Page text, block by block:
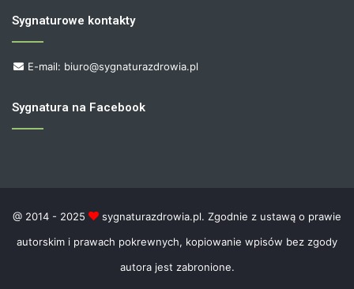
Sygnaturowe kontakty
E-mail: biuro@sygnaturazdrowia.pl
Sygnatura na Facebook
@ 2014 - 2025
sygnaturazdrowia.pl. Zgodnie z ustawą o prawie
autorskim i prawach pokrewnych, kopiowanie wpisów bez zgody
autora jest zabronione.